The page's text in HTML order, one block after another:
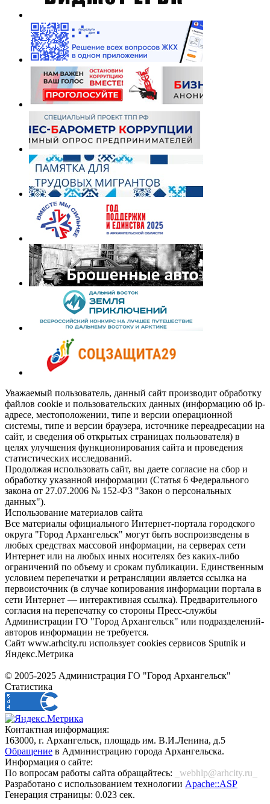
Уважаемый пользователь, данный сайт производит обработку
файлов cookie и пользовательских данных (информацию об ip-
адресе, местоположении, типе и версии операционной
системы, типе и версии браузера, источнике переадресации на
сайт, и сведения об открытых страницах пользователя) в
целях улучшения функционирования сайта и проведения
статистических исследований.
Продолжая использовать сайт, вы даете согласие на сбор и
обработку указанной информации (Статья 6 Федерального
закона от 27.07.2006 № 152-ФЗ "Закон о персональных
данных").
Использование материалов сайта
Все материалы официального Интернет-портала городского
округа "Город Архангельск" могут быть воспроизведены в
любых средствах массовой информации, на серверах сети
Интернет или на любых иных носителях без каких-либо
ограничений по объему и срокам публикации. Единственным
условием перепечатки и ретрансляции является ссылка на
первоисточник (в случае копирования информации портала в
сети Интернет — интерактивная ссылка). Предварительного
согласия на перепечатку со стороны Пресс-службы
Администрации ГО "Город Архангельск" или подразделений-
авторов информации не требуется.
Сайт www.arhcity.ru использует cookies сервисов Sputnik и
Яндекс.Метрика
© 2005-2025 Администрация ГО "Город Архангельск"
Статистика
Контактная информация:
163000, г. Архангельск, площадь им. В.И.Ленина, д.5
Обращение в Администрацию города Архангельска.
Информация о сайте:
По вопросам работы сайта обращайтесь:
_webhlp@arhcity.ru_
Разработано с использованием технологии Apache::ASP
Генерация страницы: 0.023 сек.